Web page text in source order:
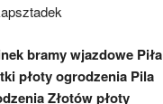
bramy wjazdowe Piła
płoty ogrodzenia Pila
Złotów płoty